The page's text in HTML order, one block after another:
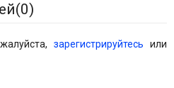
0)
зарегистрируйтесь или